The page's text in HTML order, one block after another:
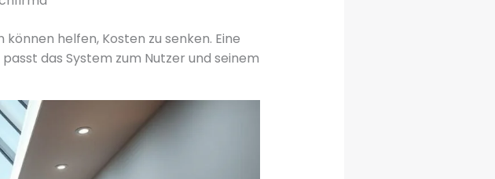
helfen, Kosten zu senken. Eine
das System zum Nutzer und seinem